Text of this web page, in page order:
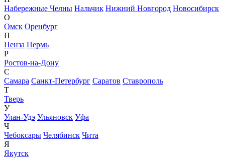
Набережные Челны Нальчик Нижний Новгород Новосибирск
О
Омск Оренбург
П
Пенза Пермь
Р
Ростов-на-Дону
С
Самара Санкт-Петербург Саратов Ставрополь
Т
Тверь
У
Улан-Удэ Ульяновск Уфа
Ч
Чебоксары Челябинск Чита
Я
Якутск